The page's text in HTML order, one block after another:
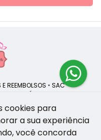
REEMBOLSOS • SAC
POLÍTICA DE COOKIES
0001-13
cookies para
a sua experiência
você concorda